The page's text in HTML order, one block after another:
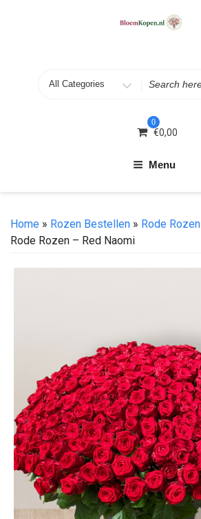
0
€0,00
Menu
Home » Rozen Bestellen » Rode Rozen
Rode Rozen – Red Naomi